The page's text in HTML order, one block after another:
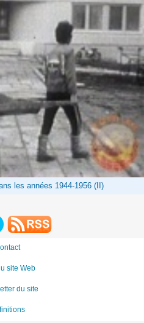
les années 1944-1956 (II)
site Web
du site